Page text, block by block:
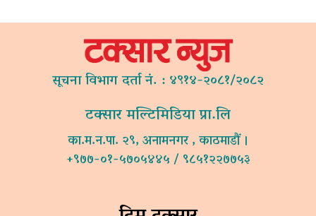
सूचना विभाग दर्ता नं. : ४९१४-२०८१/२०८२
टक्सार मल्टिमिडिया प्रा.लि
का.म.न.पा. २९, अनामनगर , काठमाडौं ।
+९७७-०१-५७०५४४५ / ९८५१२२७७५३